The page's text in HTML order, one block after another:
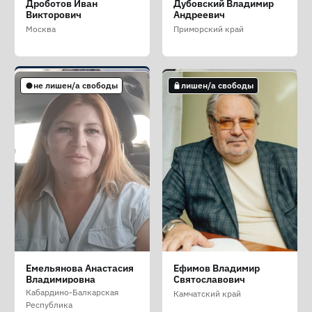
Сергеевич
Липецкая область
Анатольевич
Владимирская область
Владимирович
Республика Башкортостан
не лишен/а свободы
Долгих Антон
Витальевич
Кировская область
Дроботов Иван
Викторович
Москва
Дубовский Владимир
Андреевич
Приморский край
не лишен/а свободы
Евдокимов Антон
Игоревич
Москва
лишен/а свободы
Егерева Дарья
Анатольевна
Томская область
не лишен/а свободы
Емельянова Анастасия
Владимировна
Кабардино-Балкарская
Республика
лишен/а свободы
Ефимов Владимир
Святославович
Камчатский край